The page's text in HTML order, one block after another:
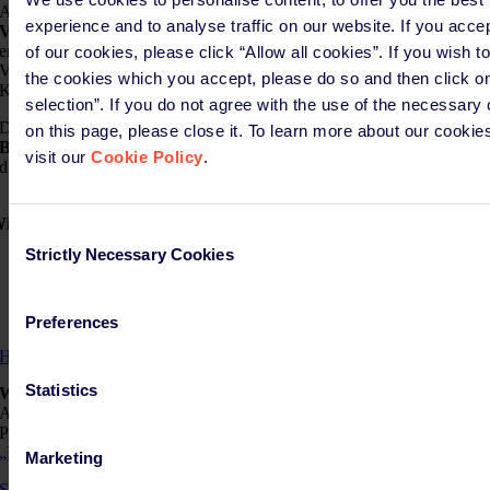
experience and to analyse traffic on our website. If you
of our cookies, please click “Allow all cookies”. If you wish
the cookies which you accept, please do so and then click
selection”. If you do not agree with the use of the necessary
on this page, please close it. To learn more about our
visit our Cookie Policy
Consent
Selection
Strictly Necessary Cookies
Preferences
Statistics
Marketing
Als Lieferant müssen Sie Ihren Kunden (Herstellern) alle
Verpackungsinformationen und Spezifikationenweiterleiten, die
erforderlich sind, um die Konformität einer Verpackung bzw. eines
Verpackungsmaterials mit den Nachhaltigkeits- und
Kennzeichnungsanforderungen gemäß PPWR nachzuweisen.
Diese Informationensindfür Ihre Kundenvon entscheidender
Bedeutung
, um die vorgeschriebene technische Dokumentation und
die Konformitätserklärung zu erstellen.
können wir Ihnen helfen?
Erläuterung zu Ihrer/Ihren Rolle(n)
umweltgerechte Gestaltung
Hilfe erhalten
Weitere Rollen:
Als Lieferant können Sie verschiedene Rollen einnehmen.
Prüfen Sie, ob
„Importeur“auf Sie zutreffen.